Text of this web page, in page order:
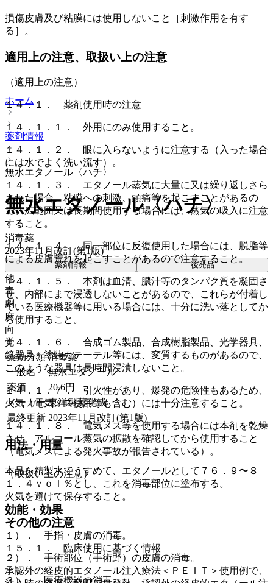
損傷皮膚及び粘膜には使用しないこと［刺激作用を有す
る］。
適用上の注意、取扱い上の注意
（適用上の注意）
１４．１． 薬剤使用時の注意
１４．１．１． 外用にのみ使用すること。
１４．１．２． 眼に入らないように注意する（入った場合
には水でよく洗い流す）。
１４．１．３． エタノール蒸気に大量に又は繰り返しさら
された場合、粘膜への刺激、頭痛等を起こすことがあるの
で、広範囲又は長期間使用する場合には、蒸気の吸入に注意
すること。
１４．１．４． 同一部位に反復使用した場合には、脱脂等
による皮膚荒れを起こすことがあるので注意すること。
１４．１．５． 本剤は血清、膿汁等のタンパク質を凝固さ
せ、内部にまで浸透しないことがあるので、これらが付着し
ている医療機器等に用いる場合には、十分に洗い落としてか
ら使用すること。
１４．１．６． 合成ゴム製品、合成樹脂製品、光学器具、
鏡器具、塗装カテーテル等には、変質するものがあるので、
このような器具は長時間浸漬しないこと。
１４．１．７． 引火性があり、爆発の危険性もあるため、
火気（電気メス使用等も含む）には十分注意すること。
１４．１．８． 電気メス等を使用する場合には本剤を乾燥
させ、アルコール蒸気の拡散を確認してから使用すること
（電気メスによる発火事故が報告されている）。
（取扱い上の注意）
火気を避けて保存すること。
その他の注意
１５．１． 臨床使用に基づく情報
承認外の経皮的エタノール注入療法＜ＰＥＩＴ＞使用例で、
ホーム
薬剤情報
無水エタノール〈ハチ〉
無水エタノール〈ハチ〉
消毒薬
2023年11月改訂(第1版)
薬剤情報 後発品
他
毒
劇
麻
向
覚
薬効分類 消毒薬
一般名
無水エタノール
薬価
20.6円
メーカー 東洋製薬化成
最終更新 2023年11月改訂(第1版)
用法・用量
本品を精製水でうすめて、エタノールとして７６．９〜８
１．４ｖｏｌ％とし、これを消毒部位に塗布する。
効能・効果
１）． 手指・皮膚の消毒。
２）． 手術部位（手術野）の皮膚の消毒。
３）． 医療機器の消毒。